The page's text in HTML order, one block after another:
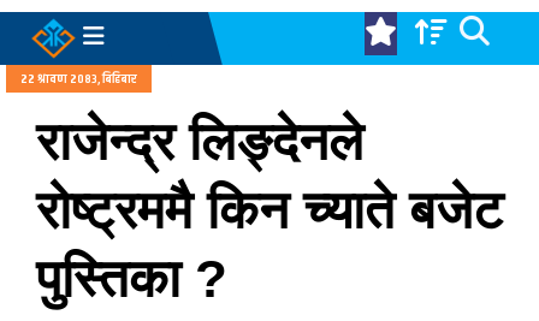
२२ श्रावण २०८३, बिहिबार
राजेन्द्र लिङ्देनले
रोष्ट्रममै किन च्याते बजेट
पुस्तिका ?